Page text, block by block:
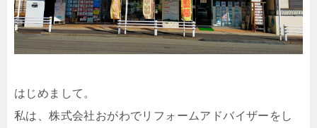
はじめまして。
私は、株式会社おがわでリフォームアドバイザーをし